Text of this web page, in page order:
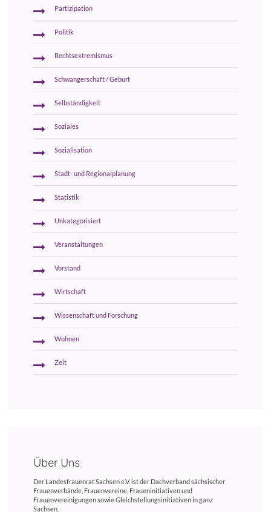
Partizipation
Politik
Rechtsextremismus
Schwangerschaft / Geburt
Selbständigkeit
Soziales
Sozialisation
Stadt- und Regionalplanung
Statistik
Unkategorisiert
Veranstaltungen
Vorstand
Wirtschaft
Wissenschaft und Forschung
Wohnen
Zeit
Über Uns
Der Landesfrauenrat Sachsen e.V. ist der Dachverband sächsischer
Frauenverbände, Frauenvereine, Fraueninitiativen und
Frauenvereinigungen sowie Gleichstellungsinitiativen in ganz
Sachsen.